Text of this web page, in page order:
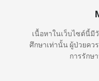
เนื้อหาในเว็บไซต์นี้มี
ศึกษาเท่านั้น ผู้ป่วยคว
การรักษ